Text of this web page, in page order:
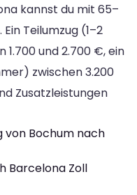
kannst du mit 65–
Teilumzug (1–2
und 2.700 €, ein
zwischen 3.200
Zusatzleistungen
von Bochum nach
Barcelona Zoll